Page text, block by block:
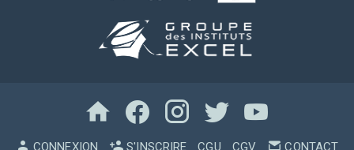
CONNEXION S'INSCRIRE CGU CGV CONTACT